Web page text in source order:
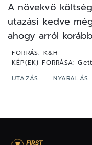
A növekvő
utazási kedve
ahogy arról
FORRÁS: K&H
KÉP(EK) FORRÁSA:
UTAZÁS
NYARALÁS